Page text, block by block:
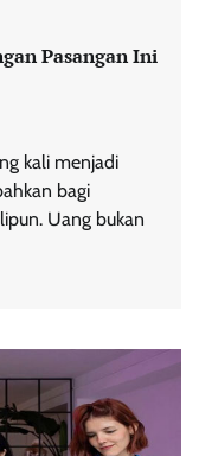
Pasangan Ini
kali menjadi
bagi
Uang bukan